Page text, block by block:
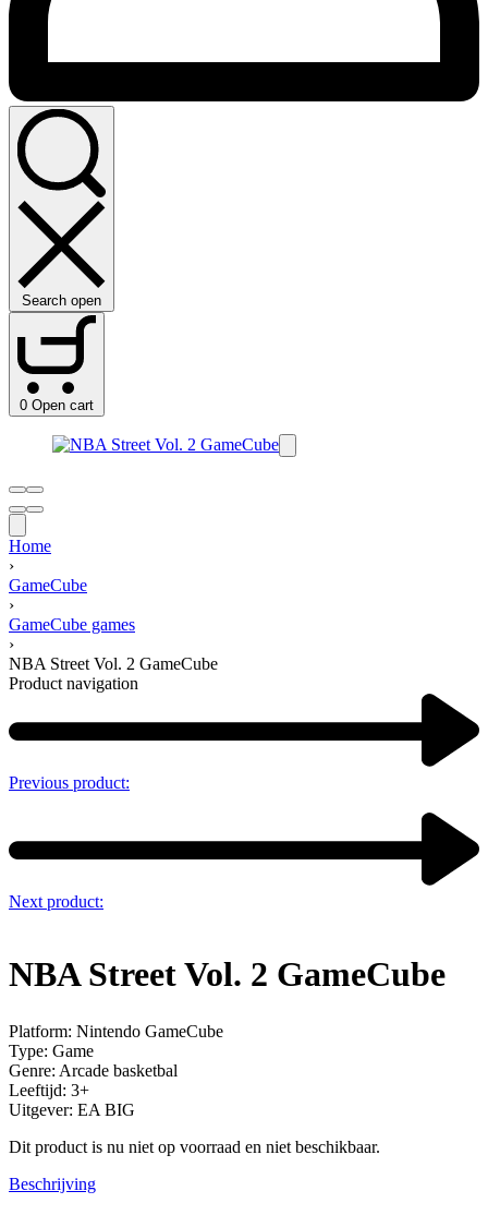
Search open
0 Open cart
Home
›
GameCube
›
GameCube games
›
NBA Street Vol. 2 GameCube
Product navigation
Previous product:
Next product:
NBA Street Vol. 2 GameCube
Platform: Nintendo GameCube
Type: Game
Genre: Arcade basketbal
Leeftijd: 3+
Uitgever: EA BIG
Dit product is nu niet op voorraad en niet beschikbaar.
Beschrijving